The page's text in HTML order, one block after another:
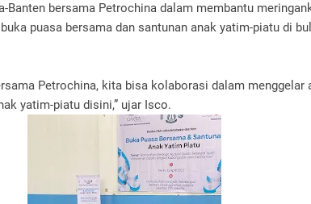
Banten bersama Petrochina dalam membantu
puasa bersama dan santunan anak yatim-piatu di
Petrochina, kita bisa kolaborasi dalam menggelar
yatim-piatu disini,” ujar Isco.